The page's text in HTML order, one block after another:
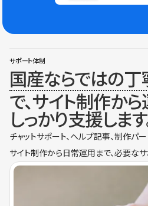
サポート体制
国産ならではの丁
で、サイト制作か
しっかり支援します
チャットサポート、ヘルプ記事、制作パー
サイト制作から日常運用まで、必要なサ